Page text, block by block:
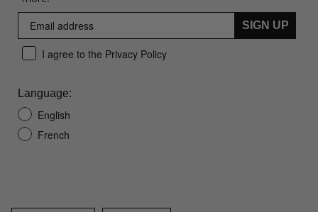
SIGN UP
I agree to the Privacy Policy
Language:
English
French